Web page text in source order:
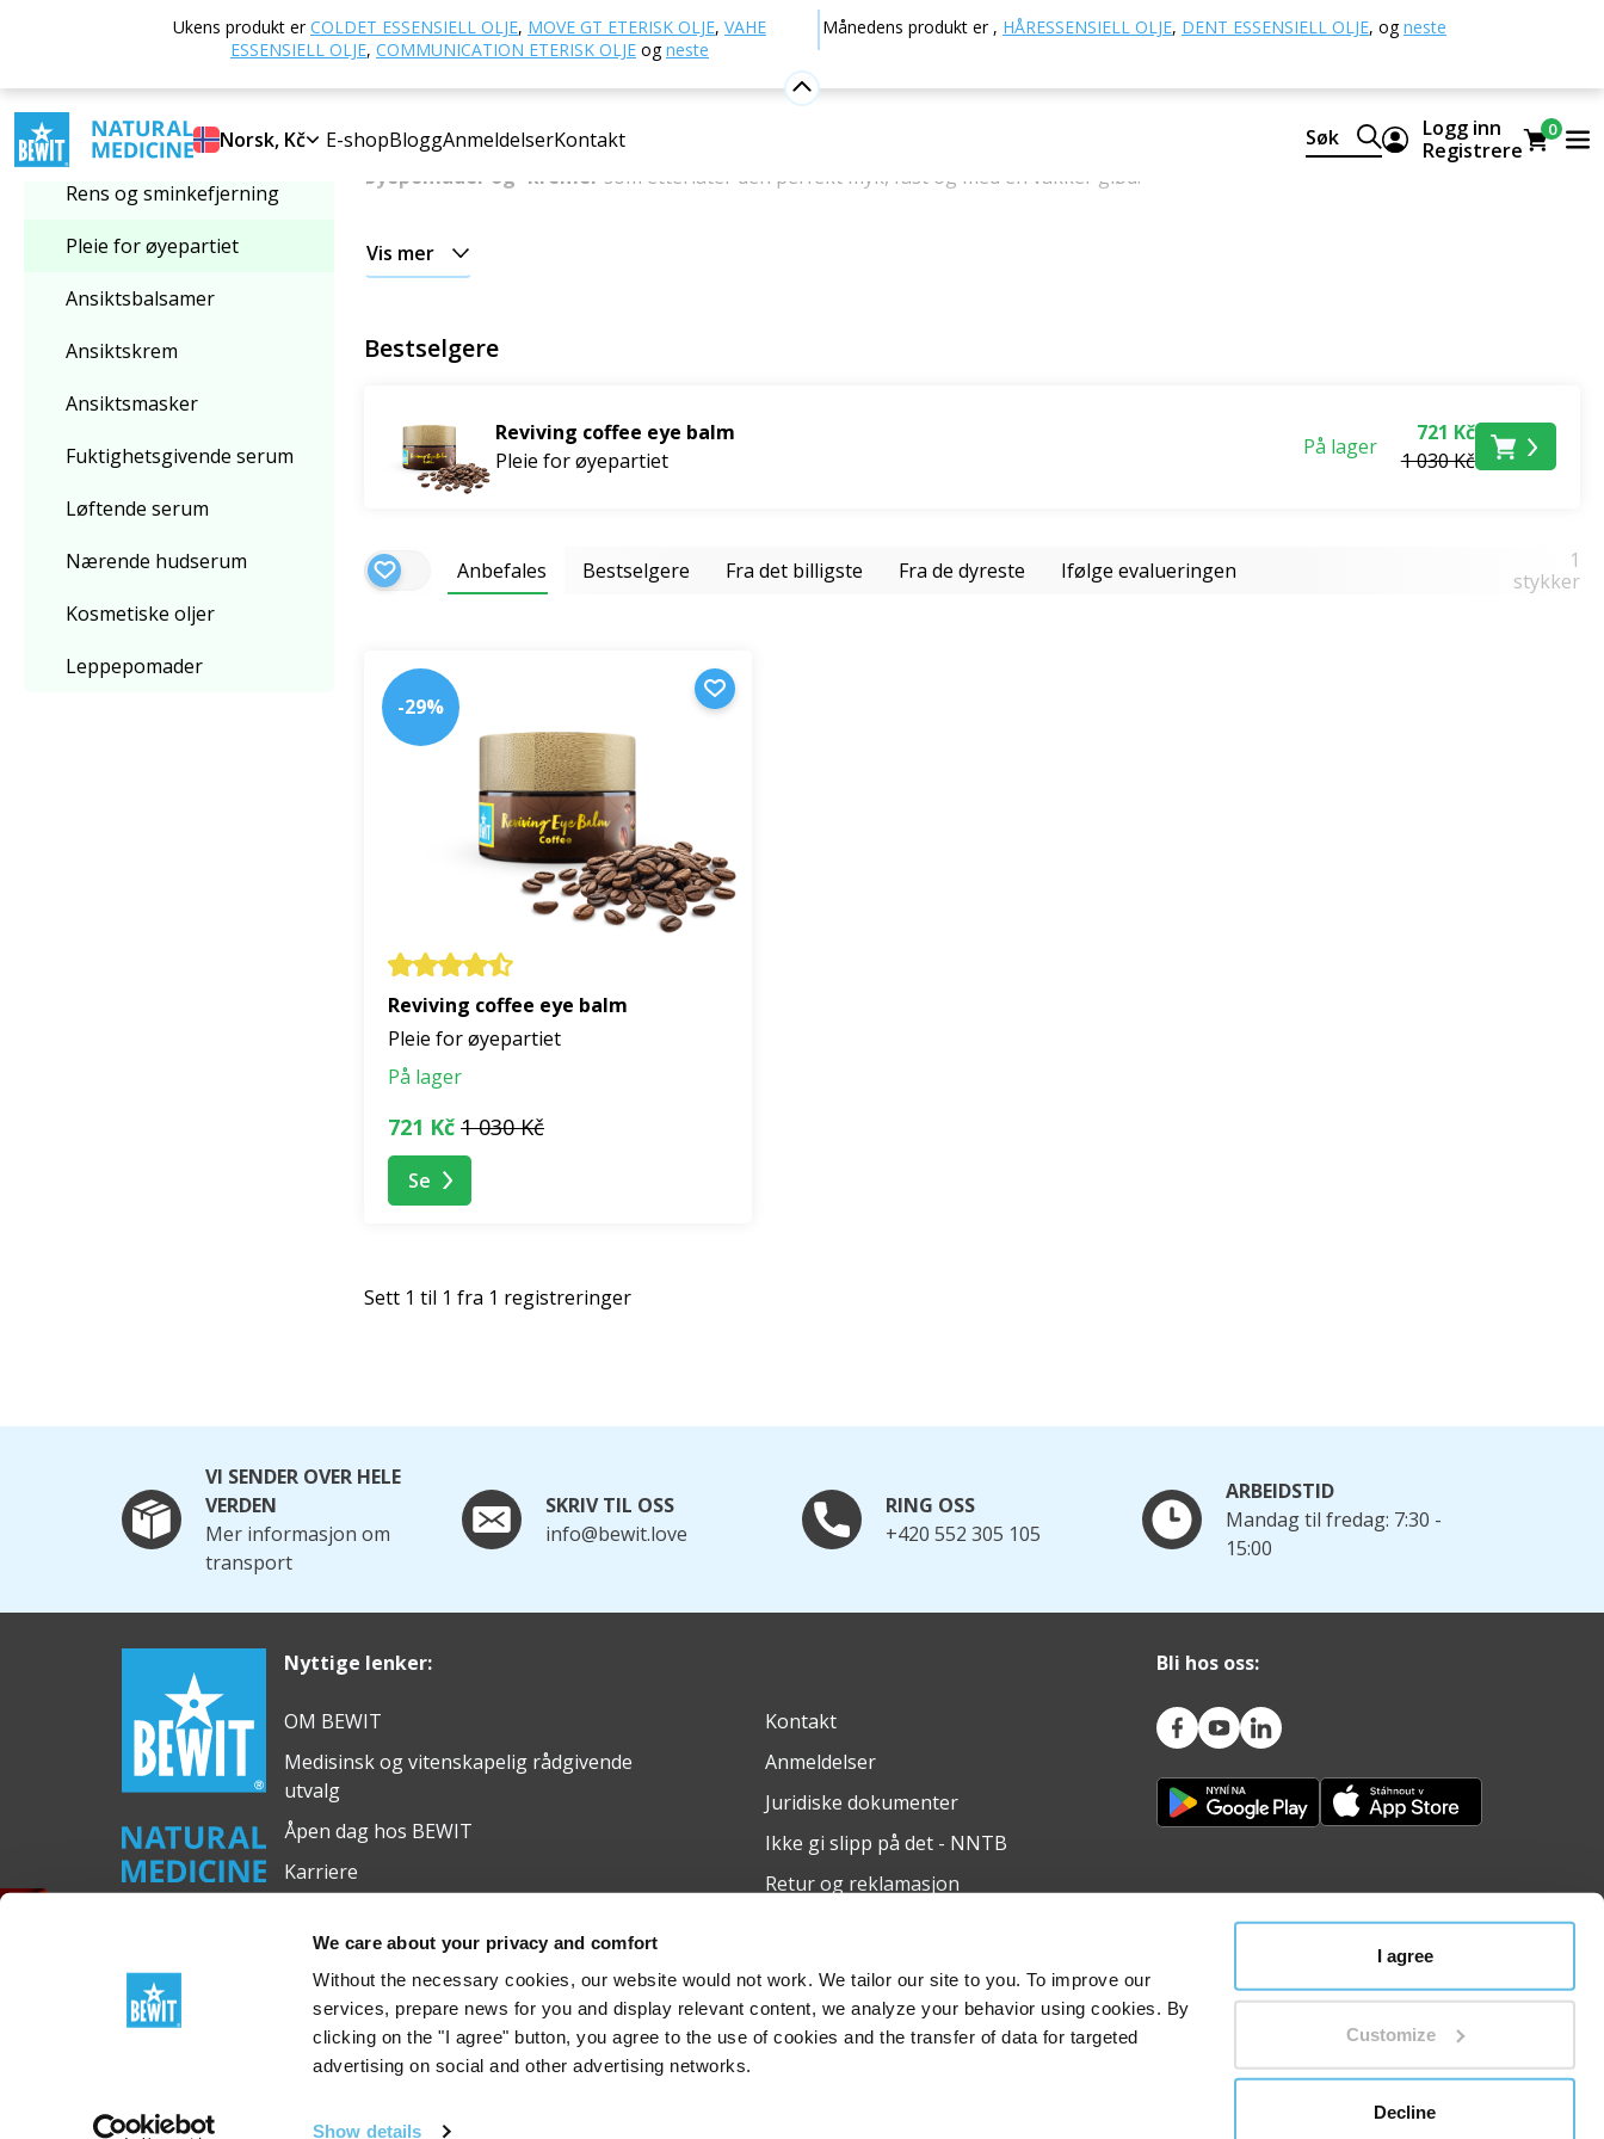
We care about your privacy and comfort
Without the necessary cookies, our website would not work. We tailor our site to you. To improve our
services, prepare news for you and display relevant content, we analyze your behavior using cookies. By
clicking on the "I agree" button, you agree to the use of cookies and the transfer of data for targeted
advertising on social and other advertising networks.
Show details
I agree
Customize
Decline
Ukens produkt erCOLDET ESSENSIELL OLJE, MOVE GT ETERISK OLJE, VAHE
ESSENSIELL OLJE, COMMUNICATION ETERISK OLJE ogneste
Månedens produkt er , HÅRESSENSIELL OLJE, DENT ESSENSIELL OLJE, ogneste
Norsk, Kč E-shopBloggAnmeldelserKontakt Søk
Logg inn
Registrere
0
Pleie for øyepartiet
Rens og sminkefjerning
Pleie for øyepartiet
Ansiktsbalsamer
Ansiktskrem
Ansiktsmasker
Fuktighetsgivende serum
Løftende serum
Nærende hudserum
Kosmetiske oljer
Leppepomader
Hudpleie
Pleie for
øyepartiet
Pleie for øyepartiet
Gi selv denmest følsomme og sarte
100 % rene og naturlige
øyepomader og -kremer som etterlater den perfekt myk, fast og med en vakker glød.
Vis mer
Bestselgere
Reviving coffee eye balm
Pleie for øyepartiet
På lager
721 Kč
1 030 Kč
Anbefales Bestselgere Fra det billigste Fra de dyreste Ifølge evalueringen
1
stykker
-29%
Reviving coffee eye balm
Pleie for øyepartiet
På lager
721 Kč 1 030 Kč
Se
Sett 1 til 1 fra 1 registreringer
VI SENDER OVER HELE
VERDEN
Mer informasjon om
transport
SKRIV TIL OSS
info@bewit.love
RING OSS
+420 552 305 105
ARBEIDSTID
Mandag til fredag: 7:30 -
15:00
Nyttige lenker:
OM BEWIT
Medisinsk og vitenskapelig rådgivende
utvalg
Åpen dag hos BEWIT
Karriere
Kontakt
Anmeldelser
Juridiske dokumenter
Ikke gi slipp på det - NNTB
Retur og reklamasjon
Bli hos oss:
Prinsipper for behandling av personopplysninger